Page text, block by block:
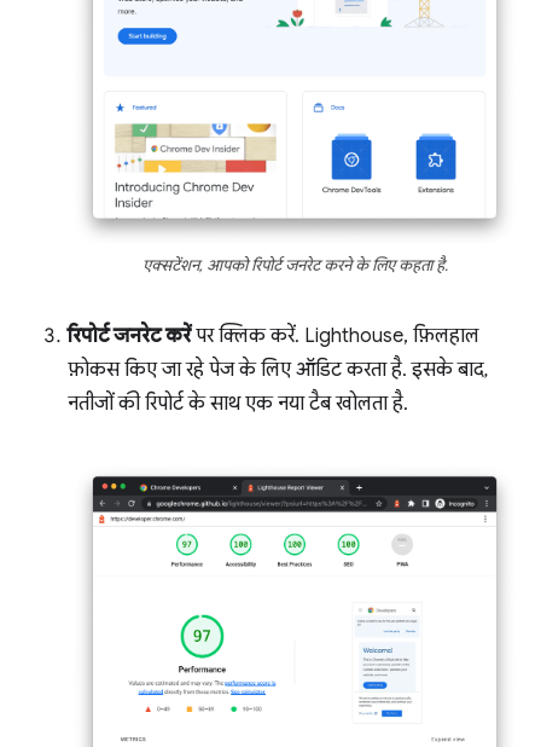
एक्सटेंशन, आपको रिपोर्ट जनरेट करने के लिए कहता है.
रिपोर्ट जनरेट करेंपर क्लिक करें. Lighthouse, फ़िलहाल
फ़ोकस किए जा रहे पेज के लिए ऑडिट करता है. इसके बाद,
नतीजों की रिपोर्ट के साथ एक नया टैब खोलता है.